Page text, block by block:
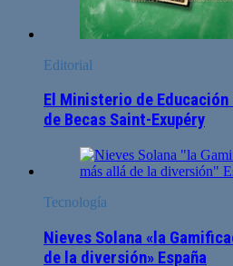
Editorial
El Ministerio de
de Becas Saint-Exupéry
Tecnología
Nieves Solana «la
de la diversión» España